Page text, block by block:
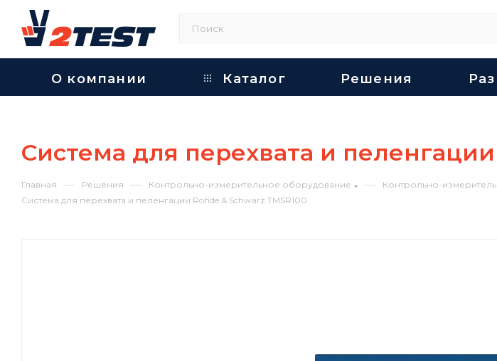
О компании Каталог Решения
Система для перехвата и пеленгации
Главная — Решения — Контрольно-измерительное оборудование — Контрольно-
Система для перехвата и пеленгации Rohde & Schwarz TMSR100